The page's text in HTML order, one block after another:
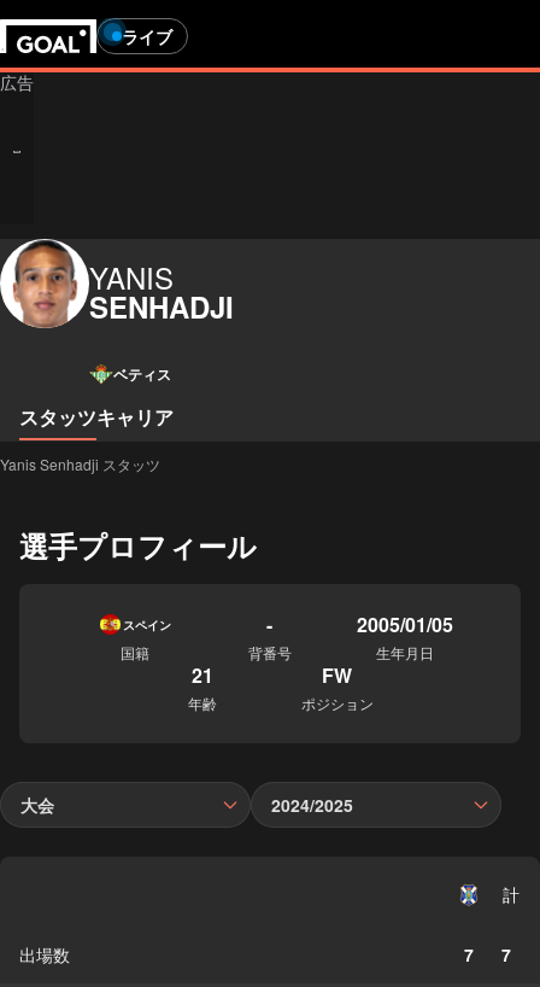
ライブ
YANIS
SENHADJI
ベティス
スタッツキャリア
Yanis Senhadji スタッツ
選手プロフィール
スペイン
国籍
-
背番号
2005/01/05
生年月日
21
年齢
FW
ポジション
大会 2024/2025
計
出場数 7 7